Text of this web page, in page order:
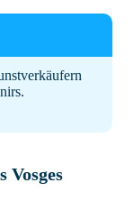
Vosges